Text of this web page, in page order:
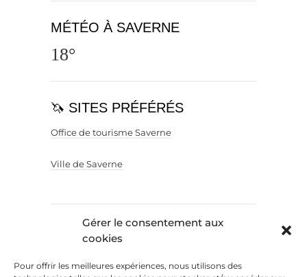
Gérer le consentement aux
cookies
Pour offrir les meilleures expériences, nous utilisons des
MÉTÉO À SAVERNE
18°
🦄 SITES PRÉFÉRÉS
Office de tourisme Saverne
Ville de Saverne